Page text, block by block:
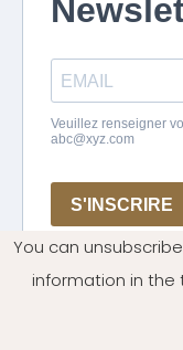
You can
information in the